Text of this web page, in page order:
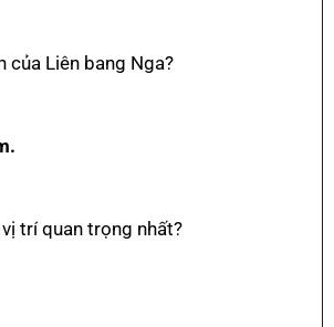
của Liên bang Nga?
trí quan trọng nhất?